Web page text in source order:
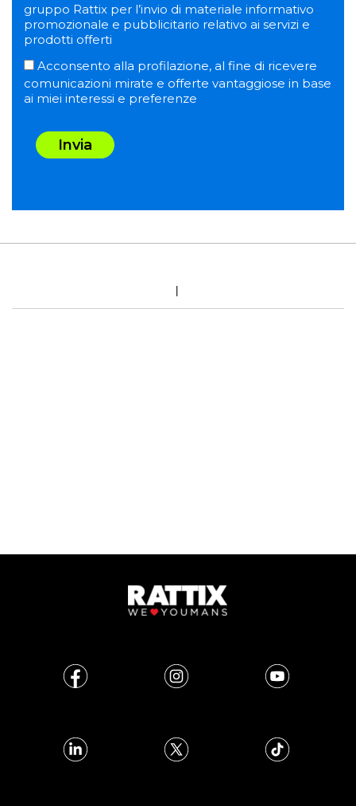
gruppo Rattix per l’invio di materiale informativo
promozionale e pubblicitario relativo ai servizi e
prodotti offerti
Acconsento alla profilazione, al fine di ricevere
comunicazioni mirate e offerte vantaggiose in base
ai miei interessi e preferenze
Invia